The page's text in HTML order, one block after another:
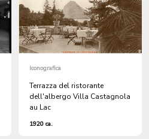
Iconografica
Terrazza del ristorante
dell'albergo Villa Castagnola
au Lac
1920 ca.